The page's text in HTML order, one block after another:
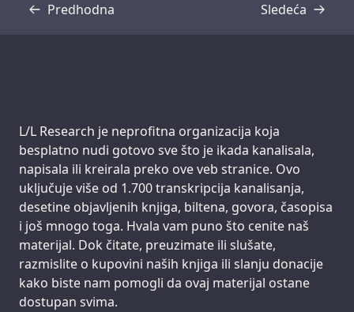
Predhodna
Transkripcija Sledeća
Transkripcija
Support us:
L/L Research je neprofitna organizacija koja
besplatno nudi gotovo sve što je ikada kanalisala,
napisala ili kreirala preko ove veb stranice. Ovo
uključuje više od 1.700 transkripcija kanalisanja,
desetine objavljenih knjiga, biltena, govora, časopisa
i još mnogo toga. Hvala vam puno što cenite naš
materijal. Dok čitate, preuzimate ili slušate,
razmislite o kupovini naših knjiga ili slanju donacije
kako biste nam pomogli da ovaj materijal ostane
dostupan svima.